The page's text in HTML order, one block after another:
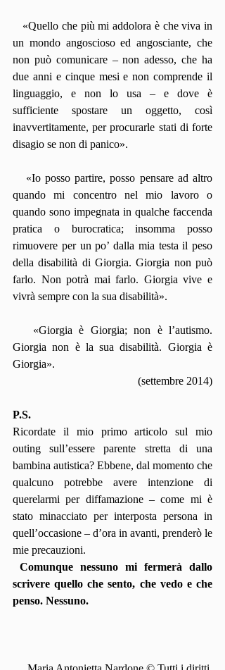
un mondo angoscioso ed angosciante, che
non può comunicare – non adesso, che ha
due anni e cinque mesi e non comprende il
linguaggio, e non lo usa – e dove è
sufficiente spostare un oggetto, così
inavvertitamente, per procurarle stati di forte
disagio se non di panico».
quando mi concentro nel mio lavoro o
quando sono impegnata in qualche faccenda
pratica o burocratica; insomma posso
rimuovere per un po’ dalla mia testa il peso
della disabilità di Giorgia. Giorgia non può
farlo. Non potrà mai farlo. Giorgia vive e
vivrà sempre con la sua disabilità».
Giorgia non è la sua disabilità. Giorgia è
Giorgia».
(settembre 2014)
P.S.
Ricordate il mio primo articolo sul mio
outing sull’essere parente stretta di una
bambina autistica? Ebbene, dal momento che
qualcuno potrebbe avere intenzione di
querelarmi per diffamazione – come mi è
stato minacciato per interposta persona in
quell’occasione – d’ora in avanti, prenderò le
mie precauzioni.
Comunque nessuno mi fermerà dallo
scrivere quello che sento, che vedo e che
penso. Nessuno.